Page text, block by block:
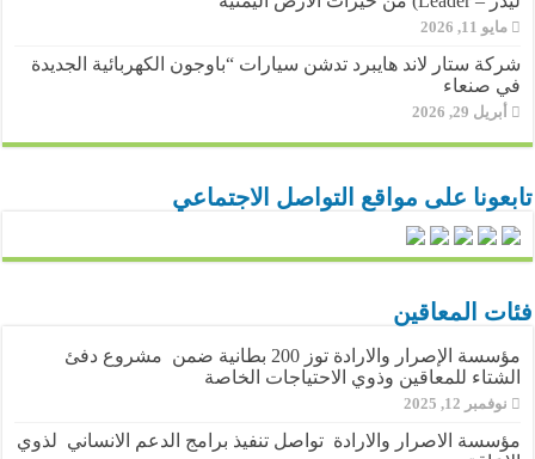
مايو 11, 2026
شركة ستار لاند هايبرد تدشن سيارات “باوجون الكهربائية الجديدة
في صنعاء
أبريل 29, 2026
تابعونا على مواقع التواصل الاجتماعي
فئات المعاقين
مؤسسة الإصرار والارادة توز 200 بطانية ضمن مشروع دفئ
الشتاء للمعاقين وذوي الاحتياجات الخاصة
نوفمبر 12, 2025
مؤسسة الاصرار والارادة تواصل تنفيذ برامج الدعم الانساني لذوي